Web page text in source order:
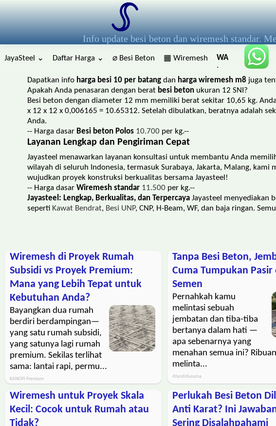
Info update besi beton dan wiremesh standar.
JayaSteel ⌄ Daftar Harga ⌄ ⌀ Besi Beton ▦ Wiremesh
WA
:
085
806
661
138
Dapatkan info harga besi 10 per batang dan harga wiremesh m8 juga
Apakah Anda penasaran dengan berat besi beton ukuran 12 SNI?
Besi beton dengan diameter 12 mm memiliki berat sekitar 10,65 kg.
x 12 x 12 x 0,006165 = 10.65312. Setelah dibulatkan, beratnya adalah
Anda.
-- Harga dasar Besi beton Polos 10.700 per kg.--
Layanan Lengkap dan Pengiriman Cepat
Jayasteel menawarkan layanan konsultasi untuk membantu Anda
wilayah di seluruh Indonesia, termasuk Surabaya, Jakarta, Malang,
wujudkan proyek konstruksi berkualitas bersama Jayasteel!
-- Harga dasar Wiremesh standar 11.500 per kg.--
Jayasteel: Lengkap, Berkualitas, dan Terpercaya Jayasteel menyediakan
seperti Kawat Bendrat, Besi UNP, CNP, H-Beam, WF, dan baja ringan.
Wiremesh di Proyek Rumah
Subsidi vs Proyek Premium:
Mana yang Lebih Tepat untuk
Kebutuhan Anda?
Bayangkan dua rumah
berdiri berdampingan—
yang satu rumah subsidi,
yang satunya lagi rumah
premium. Sekilas terlihat
sama: lantai rapi, permu...
KANOPI Premium
Tanpa Besi Beton,
Cuma Tumpukan Pasir
Semen
Pernahkah kamu
melintasi sebuah
jembatan dan tiba-tiba
bertanya dalam hati —
apa sebenarnya yang
menahan semua ini?
melinta...
Afandi Kusuma
Wiremesh untuk Proyek Skala
Kecil: Cocok untuk Rumah atau
Tidak?
Perlukah Besi Beton
Anti Karat? Ini
Sering Disalahpahami